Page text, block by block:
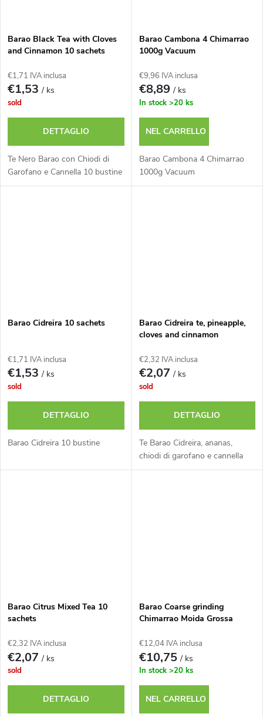
Barao Black Tea with Cloves
and Cinnamon 10 sachets
€1,71 IVA inclusa
€1,53/ ks
sold
DETTAGLIO
Te Nero Barao con Chiodi di
Garofano e Cannella 10 bustine
Barao Cambona 4 Chimarrao
1000g Vacuum
€9,96 IVA inclusa
€8,89/ ks
In stock >20 ks
NEL CARRELLO
Barao Cambona 4 Chimarrao
1000g Vacuum
Barao Cidreira 10 sachets
€1,71 IVA inclusa
€1,53/ ks
sold
DETTAGLIO
Barao Cidreira 10 bustine
Barao Cidreira te, pineapple,
cloves and cinnamon
€2,32 IVA inclusa
€2,07/ ks
sold
DETTAGLIO
Te Barao Cidreira, ananas,
chiodi di garofano e cannella
Barao Citrus Mixed Tea 10
sachets
€2,32 IVA inclusa
€2,07/ ks
sold
DETTAGLIO
Barao Coarse grinding
Chimarrao Moida Grossa
€12,04 IVA inclusa
€10,75/ ks
In stock >20 ks
NEL CARRELLO